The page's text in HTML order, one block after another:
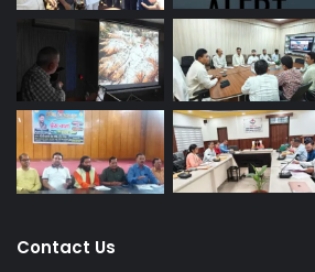
Contact Us